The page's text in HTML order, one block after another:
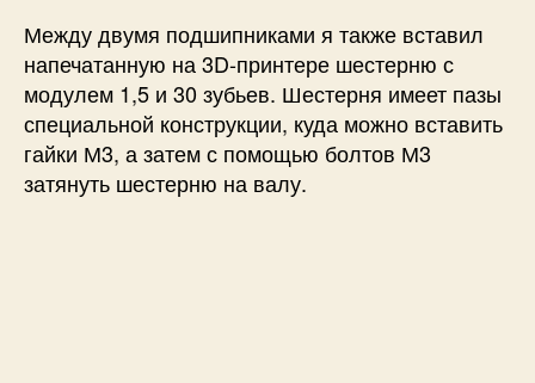
Между двумя подшипниками я также вставил
напечатанную на 3D-принтере шестерню с
модулем 1,5 и 30 зубьев. Шестерня имеет пазы
специальной конструкции, куда можно вставить
гайки М3, а затем с помощью болтов М3
затянуть шестерню на валу.